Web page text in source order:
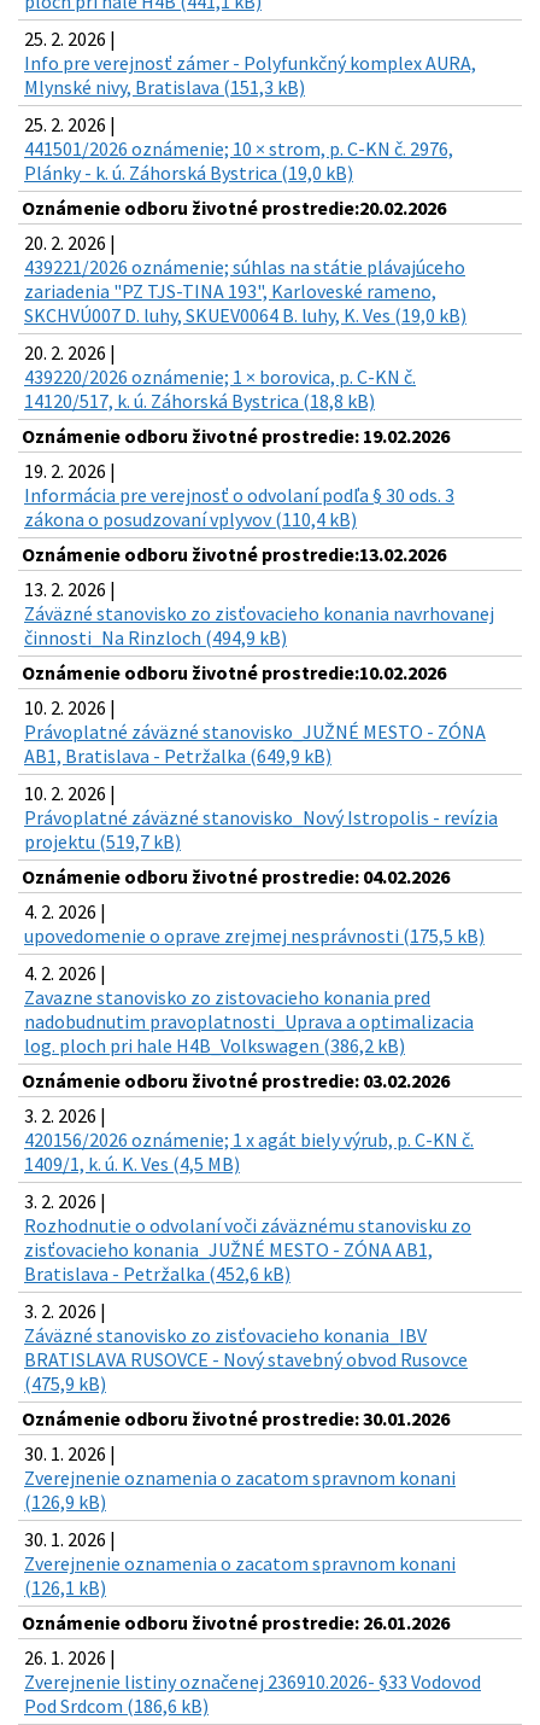
25. 2. 2026 |
Info pre verejnosť zámer - Polyfunkčný komplex AURA,
Mlynské nivy, Bratislava (151,3 kB)
25. 2. 2026 |
441501/2026 oznámenie; 10 × strom, p. C-KN č. 2976,
Plánky - k. ú. Záhorská Bystrica (19,0 kB)
Oznámenie odboru životné prostredie:20.02.2026
20. 2. 2026 |
439221/2026 oznámenie; súhlas na státie plávajúceho
zariadenia "PZ TJS-TINA 193", Karloveské rameno,
SKCHVÚ007 D. luhy, SKUEV0064 B. luhy, K. Ves (19,0 kB)
20. 2. 2026 |
439220/2026 oznámenie; 1 × borovica, p. C-KN č.
14120/517, k. ú. Záhorská Bystrica (18,8 kB)
Oznámenie odboru životné prostredie: 19.02.2026
19. 2. 2026 |
Informácia pre verejnosť o odvolaní podľa § 30 ods. 3
zákona o posudzovaní vplyvov (110,4 kB)
Oznámenie odboru životné prostredie:13.02.2026
13. 2. 2026 |
Záväzné stanovisko zo zisťovacieho konania navrhovanej
činnosti_Na Rinzloch (494,9 kB)
Oznámenie odboru životné prostredie:10.02.2026
10. 2. 2026 |
Právoplatné záväzné stanovisko_JUŽNÉ MESTO - ZÓNA
AB1, Bratislava - Petržalka (649,9 kB)
10. 2. 2026 |
Právoplatné záväzné stanovisko_Nový Istropolis - revízia
projektu (519,7 kB)
Oznámenie odboru životné prostredie: 04.02.2026
4. 2. 2026 |
upovedomenie o oprave zrejmej nesprávnosti (175,5 kB)
4. 2. 2026 |
Zavazne stanovisko zo zistovacieho konania pred
nadobudnutim pravoplatnosti_Uprava a optimalizacia
log. ploch pri hale H4B_Volkswagen (386,2 kB)
Oznámenie odboru životné prostredie: 03.02.2026
3. 2. 2026 |
420156/2026 oznámenie; 1 x agát biely výrub, p. C-KN č.
1409/1, k. ú. K. Ves (4,5 MB)
3. 2. 2026 |
Rozhodnutie o odvolaní voči záväznému stanovisku zo
zisťovacieho konania_JUŽNÉ MESTO - ZÓNA AB1,
Bratislava - Petržalka (452,6 kB)
3. 2. 2026 |
Záväzné stanovisko zo zisťovacieho konania_IBV
BRATISLAVA RUSOVCE - Nový stavebný obvod Rusovce
(475,9 kB)
Oznámenie odboru životné prostredie: 30.01.2026
30. 1. 2026 |
Zverejnenie oznamenia o zacatom spravnom konani
(126,9 kB)
30. 1. 2026 |
Zverejnenie oznamenia o zacatom spravnom konani
(126,1 kB)
Oznámenie odboru životné prostredie: 26.01.2026
26. 1. 2026 |
Zverejnenie listiny označenej 236910.2026- §33 Vodovod
Pod Srdcom (186,6 kB)